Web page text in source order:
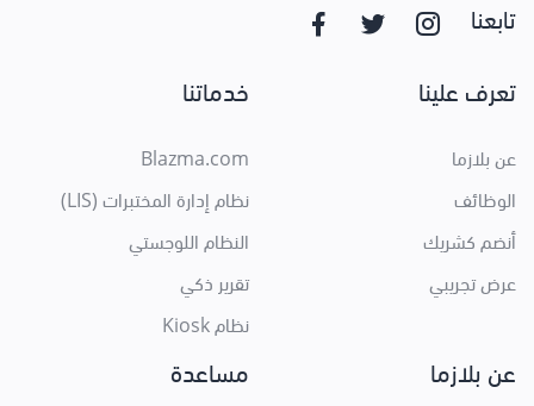
تابعنا
تعرف علينا
عن بلازما
الوظائف
أنضم كشريك
عرض تجريبي
خدماتنا
Blazma.com
نظام إدارة المختبرات (LIS)
النظام اللوجستي
تقرير ذكي
نظام Kiosk
عن بلازما مساعدة